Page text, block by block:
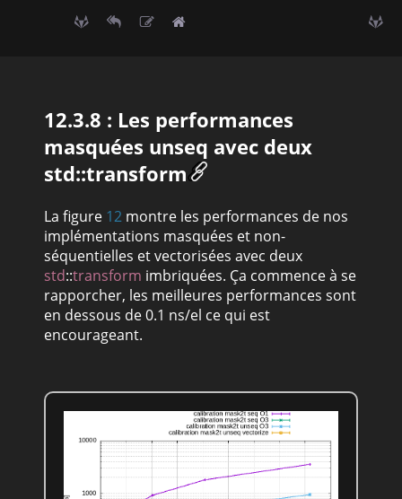
12.3.8 : Les performances
masquées unseq avec deux
std::transform
La figure 12 montre les performances de nos
implémentations masquées et non-
séquentielles et vectorisées avec deux
std::transform imbriquées. Ça commence à se
rapporcher, les meilleures performances sont
en dessous de 0.1 ns/el ce qui est
encourageant.